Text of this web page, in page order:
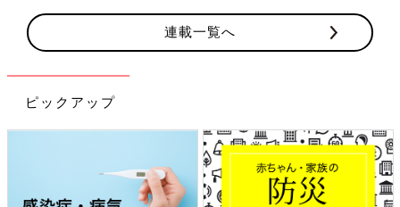
連載一覧へ
ピックアップ